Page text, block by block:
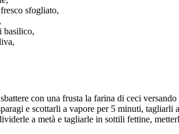
sfogliato,
basilico,
con una frusta la farina di ceci
e scottarli a vapore per 5 minuti,
a metà e tagliarle in sottili fettine,